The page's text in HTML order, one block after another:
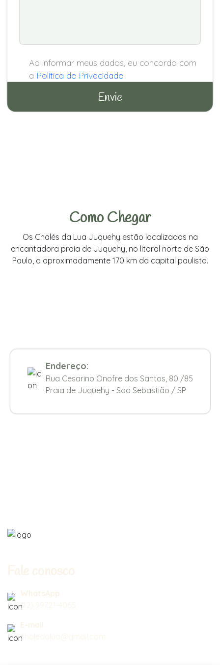
Ao informar meus dados, eu concordo com
a Política de Privacidade
Como Chegar
Os Chalés da Lua Juquehy estão localizados na
encantadora praia de Juquehy, no litoral norte de São
Paulo, a aproximadamente 170 km da capital paulista.
Endereço:
Rua Cesarino Onofre dos Santos, 80 /85
Praia de Juquehy - Sao Sebastião / SP
Fale conosco
WhatsApp
(12) 99721-4065
E-mail
chaledalua@gmail.com